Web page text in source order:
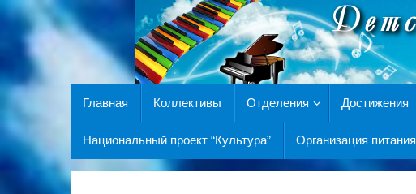
Главная Коллективы Отделения Достижения
Национальный проект “Культура” Организация питания